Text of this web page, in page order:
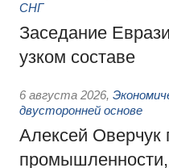
СНГ
Заседание
узком составе
6 августа 2026,
двусторонней основе
Алексей Оверчук
промышленности,